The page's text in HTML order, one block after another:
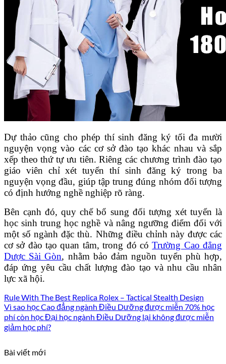
Dự thảo cũng cho phép thí sinh đăng ký tối đa mười
nguyện vọng vào các cơ sở đào tạo khác nhau và sắp
xếp theo thứ tự ưu tiên. Riêng các chương trình đào tạo
giáo viên chỉ xét tuyển thí sinh đăng ký trong ba
nguyện vọng đầu, giúp tập trung đúng nhóm đối tượng
có định hướng nghề nghiệp rõ ràng.
Bên cạnh đó, quy chế bổ sung đối tượng xét tuyển là
học sinh trung học nghề và nâng ngưỡng điểm đối với
một số ngành đặc thù. Những điều chỉnh này được các
cơ sở đào tạo quan tâm, trong đó cóTrường Cao đẳng
Dược Sài Gòn, nhằm bảo đảm nguồn tuyển phù hợp,
đáp ứng yêu cầu chất lượng đào tạo và nhu cầu nhân
lực xã hội.
Rule With The Best Replica Rolex – Tactical Stealth Design
Vì sao học Cao đẳng ngành Điều Dưỡng được miễn 70% học
phí còn học Đại học ngành Điều Dưỡng lại không được miễn
giảm học phí?
Bài viết mới